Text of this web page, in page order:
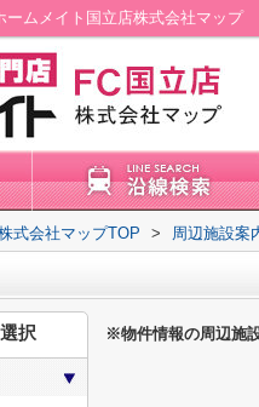
ームメイト国立店株式会社マップ
式会社マップTOP > 周辺施設案
※物件情報の周辺施
択